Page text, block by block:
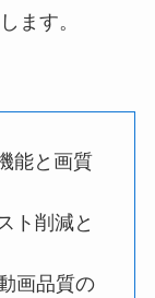
ます。
能と画質
ト削減と
画品質の